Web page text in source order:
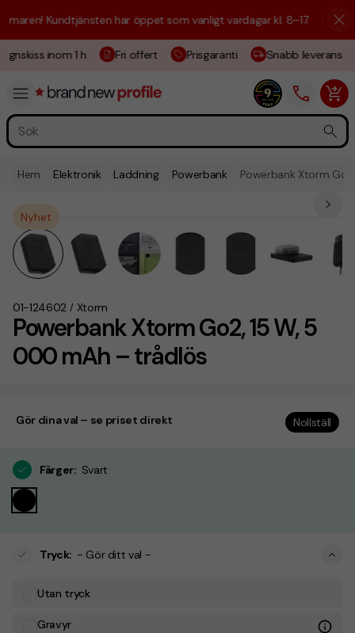
Kundtjänsten har öppet som vanligt vardagar kl. 8–17. ☀️ Vi är
inom 1 h Fri offert Prisgaranti Snabb leverans
Hem Elektronik Laddning Powerbank Powerbank Xtorm
Powerbank Xtorm Go2, 15 W, 5
000 mAh – trådlös
01-124602 / Xtorm
Nyhet
Gör dina val – se priset direkt Nollställ
Färger: Svart
Tryck: - Gör ditt val -
Utan tryck
Gravyr